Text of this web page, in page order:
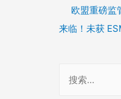
欧盟重磅监
来临！未获